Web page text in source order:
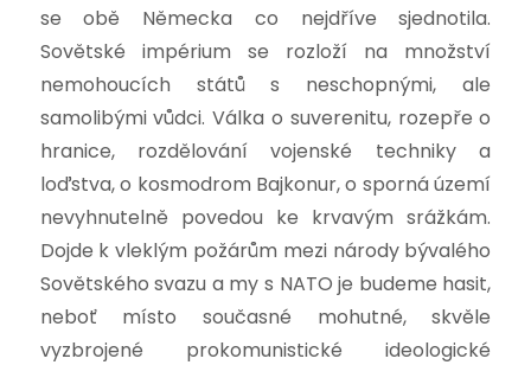
se obě Německa co nejdříve sjednotila.
Sovětské impérium se rozloží na množství
nemohoucích států s neschopnými, ale
samolibými vůdci. Válka o suverenitu, rozepře o
hranice, rozdělování vojenské techniky a
loďstva, o kosmodrom Bajkonur, o sporná území
nevyhnutelně povedou ke krvavým srážkám.
Dojde k vleklým požárům mezi národy bývalého
Sovětského svazu a my s NATO je budeme hasit,
neboť místo současné mohutné, skvěle
vyzbrojené prokomunistické ideologické